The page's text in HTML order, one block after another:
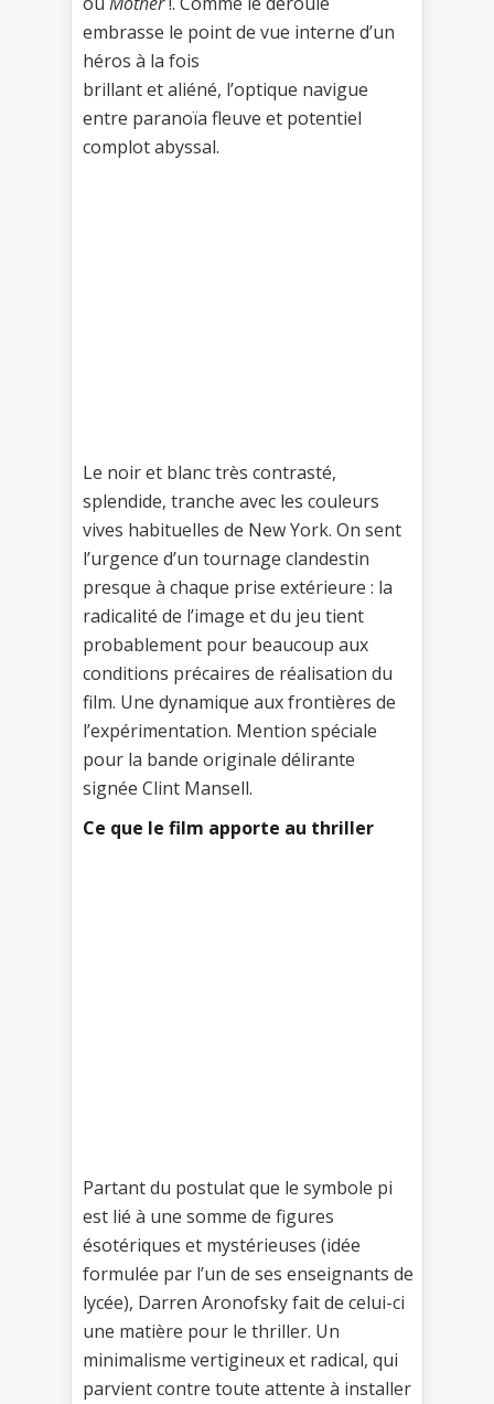
embrasse le point de vue interne d’un
héros à la fois
brillant et aliéné, l’optique navigue
entre paranoïa fleuve et potentiel
complot abyssal.
Le noir et blanc très contrasté,
splendide, tranche avec les couleurs
vives habituelles de New York. On sent
l’urgence d’un tournage clandestin
presque à chaque prise extérieure : la
radicalité de l’image et du jeu tient
probablement pour beaucoup aux
conditions précaires de réalisation du
film. Une dynamique aux frontières de
l’expérimentation. Mention spéciale
pour la bande originale délirante
signée Clint Mansell.
Ce que le film apporte au thriller
Partant du postulat que le symbole pi
est lié à une somme de figures
ésotériques et mystérieuses (idée
formulée par l’un de ses enseignants de
lycée), Darren Aronofsky fait de celui-ci
une matière pour le thriller. Un
minimalisme vertigineux et radical, qui
parvient contre toute attente à installer